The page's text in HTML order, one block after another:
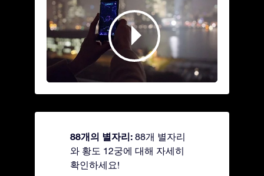
88개의 별자리: 88개 별자리
와 황도 12궁에 대해 자세히
확인하세요!